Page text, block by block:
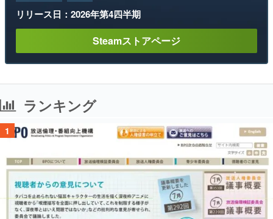
リリース日：2026年第4四半期
Steamストアページ
ランキング
1